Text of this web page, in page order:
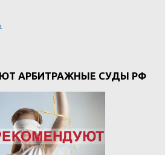
АРБИТРАЖНЫЕ СУДЫ РФ